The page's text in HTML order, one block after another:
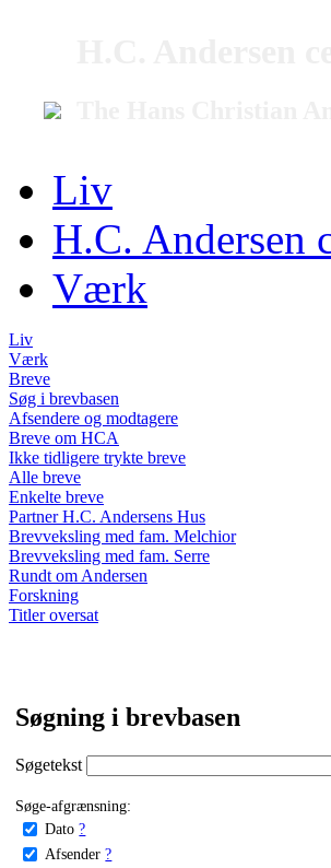
Liv
H.C. Andersen
Værk
Liv
Værk
Breve
Søg i brevbasen
Afsendere og modtagere
Breve om HCA
Ikke tidligere trykte breve
Alle breve
Enkelte breve
Partner H.C. Andersens Hus
Brevveksling med fam. Melchior
Brevveksling med fam. Serre
Rundt om Andersen
Forskning
Titler oversat
Søgning i brevbasen
Søgetekst
Søge-afgrænsning:
Dato ?
Afsender ?